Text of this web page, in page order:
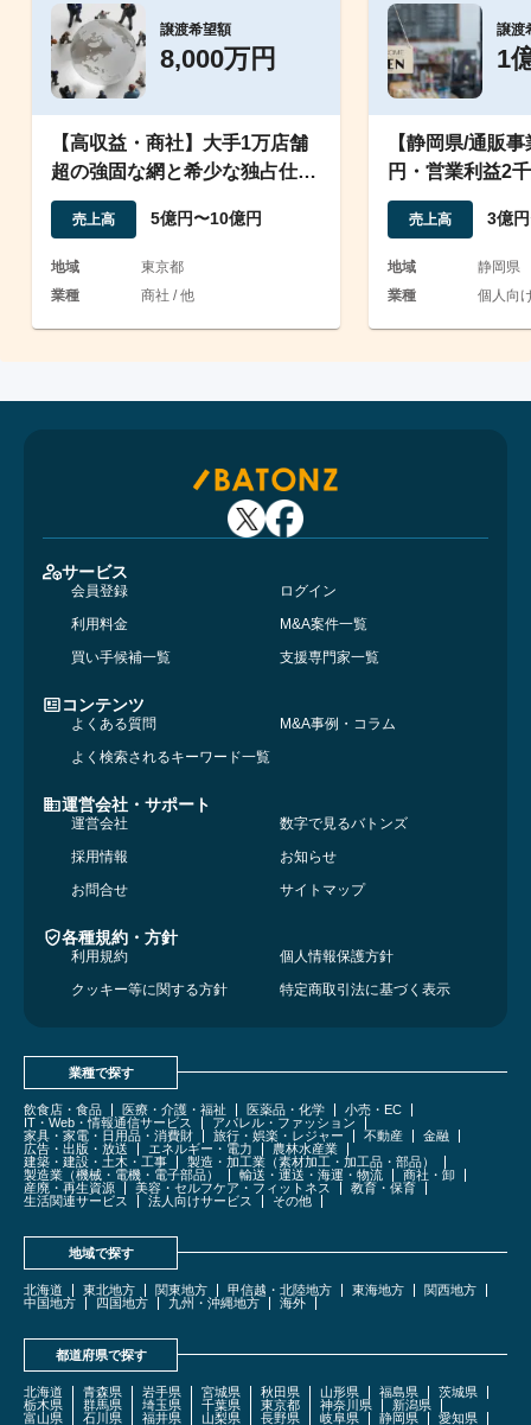
譲渡希望額
8,000万円
【高収益・商社】大手1万店舗
超の強固な網と希少な独占仕入
ルートを譲渡
売上高 5億円〜10億円
地域
東京都
業種
商社 / 他
譲渡
1
【静岡県/通販
円・営業利益2
倉庫500平米超
売上高 3億
地域
静岡県
業種
個人向
サービス
会員登録
ログイン
利用料金
M&A案件一覧
買い手候補一覧
支援専門家一覧
コンテンツ
よくある質問
M&A事例・コラム
よく検索されるキーワード一覧
運営会社・サポート
運営会社
数字で見るバトンズ
採用情報
お知らせ
お問合せ
サイトマップ
各種規約・方針
利用規約
個人情報保護方針
クッキー等に関する方針
特定商取引法に基づく表示
業種で探す
飲食店・食品 医療・介護・福祉 医薬品・化学
小売・EC
IT・Web・情報通信サービス
アパレル・ファッション
家具・家電・日用品・消費財
旅行・娯楽・レジャー 不動産
金融
広告・出版・放送
エネルギー・電力
農林水産業
建築・建設・土木・工事
製造・加工業（素材加工・加工品・部品）
製造業（機械・電機・電子部品）
輸送・運送・海運・物流
商社・卸
産廃・再生資源
美容・セルフケア・フィットネス
教育・保育
生活関連サービス
法人向けサービス その他
地域で探す
北海道 東北地方 関東地方 甲信越・北陸地方 東海地方
関西地方
中国地方
四国地方 九州・沖縄地方 海外
都道府県で探す
北海道 青森県 岩手県 宮城県 秋田県 山形県 福島県
茨城県
栃木県
群馬県 埼玉県 千葉県 東京都 神奈川県
新潟県
富山県
石川県 福井県 山梨県 長野県 岐阜県 静岡県
愛知県